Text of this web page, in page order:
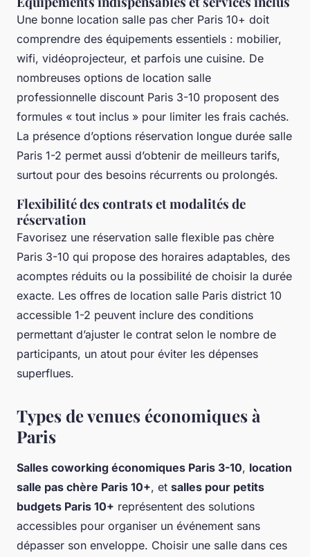
Une bonne location salle pas cher Paris 10+ doit
comprendre des équipements essentiels : mobilier,
wifi, vidéoprojecteur, et parfois une cuisine. De
nombreuses options de location salle
professionnelle discount Paris 3-10 proposent des
formules « tout inclus » pour limiter les frais cachés.
La présence d’options réservation longue durée salle
Paris 1-2 permet aussi d’obtenir de meilleurs tarifs,
surtout pour des besoins récurrents ou prolongés.
Flexibilité des contrats et modalités de
réservation
Favorisez une réservation salle flexible pas chère
Paris 3-10 qui propose des horaires adaptables, des
acomptes réduits ou la possibilité de choisir la durée
exacte. Les offres de location salle Paris district 10
accessible 1-2 peuvent inclure des conditions
permettant d’ajuster le contrat selon le nombre de
participants, un atout pour éviter les dépenses
superflues.
Types de venues économiques à
Paris
Salles coworking économiques Paris 3-10, location
salle pas chère Paris 10+, et salles pour petits
budgets Paris 10+ représentent des solutions
accessibles pour organiser un événement sans
dépasser son enveloppe. Choisir une salle dans ces